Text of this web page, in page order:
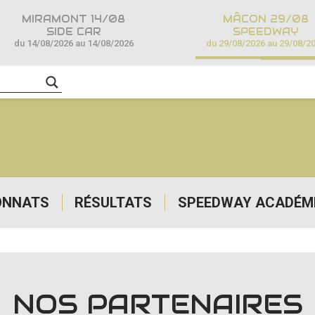
RÉSULTATS SPEEDWAY
MIRAMONT 14/08
SIDE CAR
du 14/08/2026 au 14/08/2026
MÂCON 29/08
SPEEDWAY
du 29/08/2026 au 29/08/
NOS PARTENAIRES